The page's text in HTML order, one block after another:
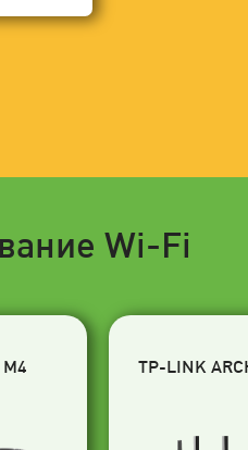
Wi-Fi
TP-LINK